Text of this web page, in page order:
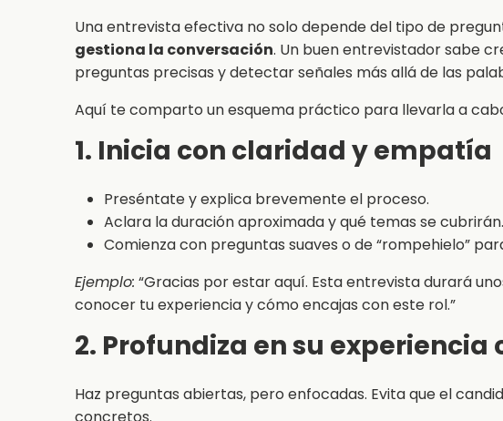
Una entrevista efectiva no solo depende del tipo de
gestiona la conversación. Un buen entrevistador sabe
preguntas precisas y detectar señales más allá de las
Aquí te comparto un esquema práctico para llevarla a
1. Inicia con claridad y empatía
Preséntate y explica brevemente el proceso.
Aclara la duración aproximada y qué temas se cubrirán.
Comienza con preguntas suaves o de “rompehielo”
Ejemplo: “Gracias por estar aquí. Esta entrevista durará
conocer tu experiencia y cómo encajas con este rol.”
2. Profundiza en su
Haz preguntas abiertas, pero enfocadas. Evita que el